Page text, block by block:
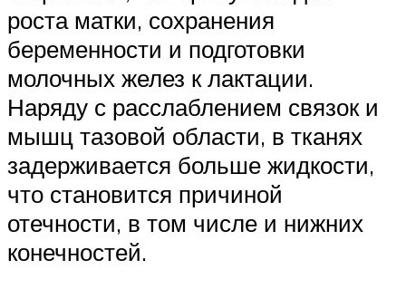
роста матки, сохранения
беременности и подготовки
молочных желез к лактации.
Наряду с расслаблением связок и
мышц тазовой области, в тканях
задерживается больше жидкости,
что становится причиной
отечности, в том числе и нижних
конечностей.